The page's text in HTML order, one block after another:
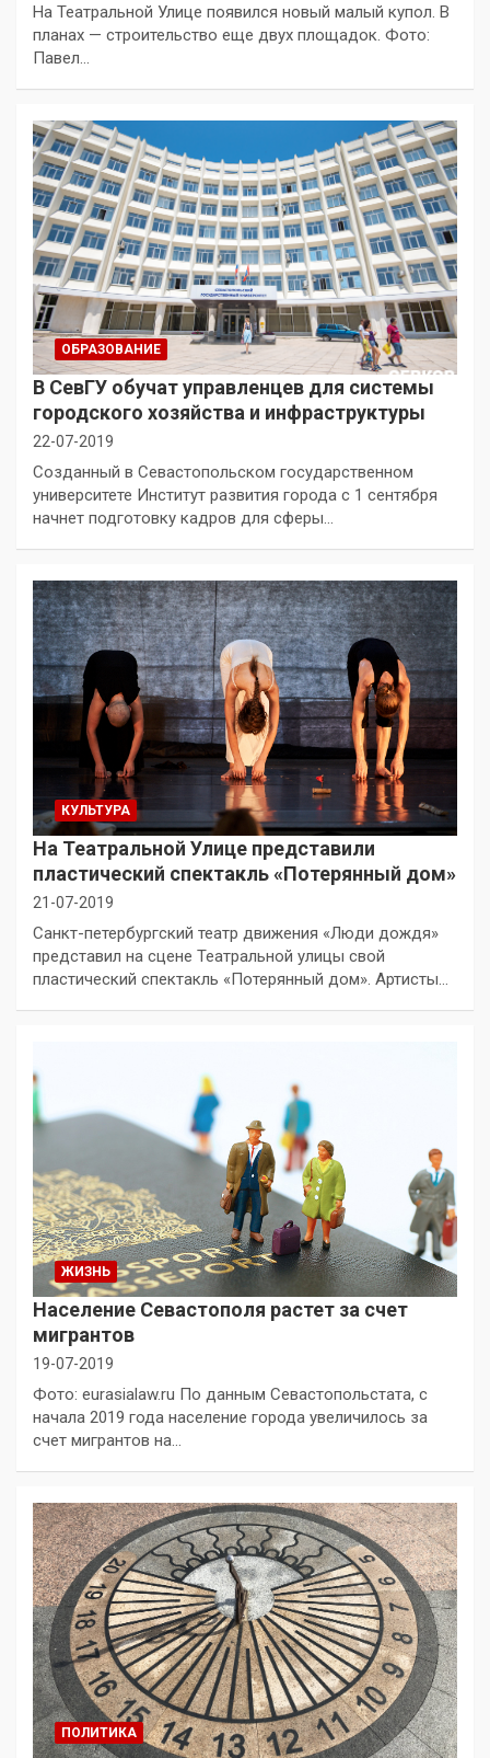
На Театральной Улице появился новый малый купол. В
планах — строительство еще двух площадок. Фото:
Павел…
ОБРАЗОВАНИЕ
В СевГУ обучат управленцев для системы
городского хозяйства и инфраструктуры
22-07-2019
Созданный в Севастопольском государственном
университете Институт развития города с 1 сентября
начнет подготовку кадров для сферы…
КУЛЬТУРА
На Театральной Улице представили
пластический спектакль «Потерянный дом»
21-07-2019
Санкт-петербургский театр движения «Люди дождя»
представил на сцене Театральной улицы свой
пластический спектакль «Потерянный дом». Артисты…
ЖИЗНЬ
Население Севастополя растет за счет
мигрантов
19-07-2019
Фото: eurasialaw.ru По данным Севастопольстата, с
начала 2019 года население города увеличилось за
счет мигрантов на…
ПОЛИТИКА